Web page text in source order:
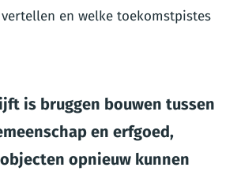
en welke toekomstpistes
is bruggen bouwen tussen
en erfgoed,
opnieuw kunnen